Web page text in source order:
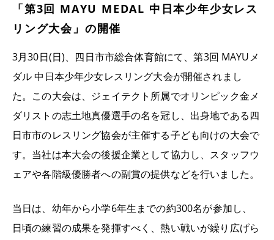
「第3回 MAYU MEDAL 中日本少年少女レス
リング大会」の開催
3月30日(日)、四日市市総合体育館にて、第3回 MAYUメ
ダル 中日本少年少女レスリング大会が開催されまし
た。この大会は、ジェイテクト所属でオリンピック金メ
ダリストの志土地真優選手の名を冠し、出身地である四
日市市のレスリング協会が主催する子ども向けの大会で
す。当社は本大会の後援企業として協力し、スタッフウ
ェアや各階級優勝者への副賞の提供などを行いました。
当日は、幼年から小学6年生までの約300名が参加し、
日頃の練習の成果を発揮すべく、熱い戦いが繰り広げら